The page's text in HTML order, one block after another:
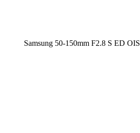
Samsung 50-150mm F2.8 S ED OIS